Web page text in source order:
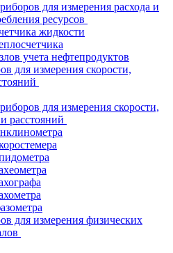
для измерения расхода и
ресурсов
жидкости
учета нефтепродуктов
для измерения скорости,
для измерения скорости,
расстояний
для измерения физических